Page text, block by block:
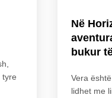
tyre
Në
bukur
Vera
lidhet me